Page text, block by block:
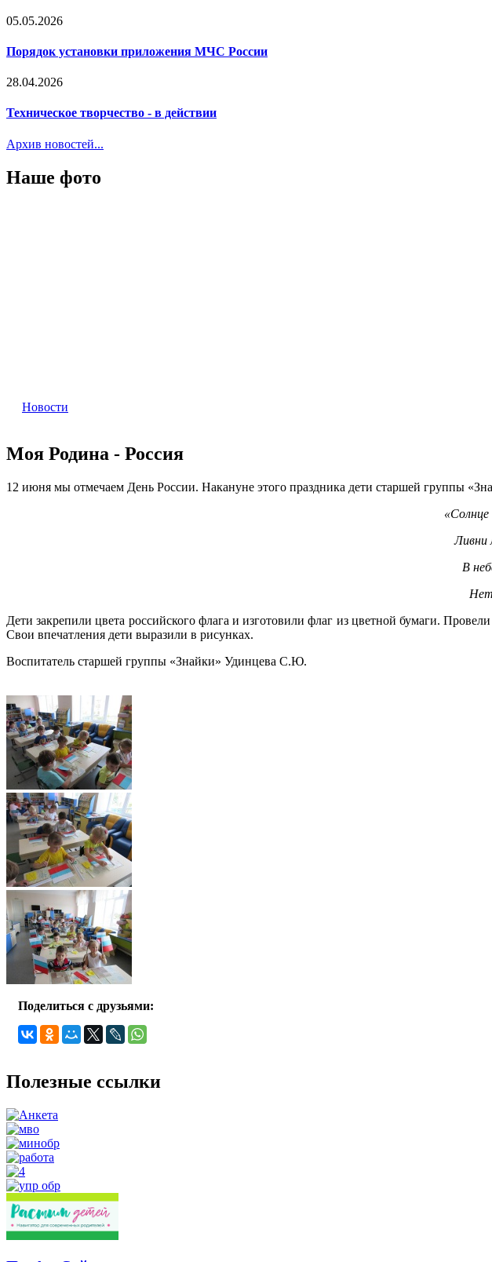
05.05.2026
Порядок установки приложения МЧС России
28.04.2026
Техническое творчество - в действии
Архив новостей...
Наше фото
Новости
Моя Родина - Россия
12 июня мы отмечаем День России. Накануне этого праздника дети старшей группы
Ливни
В
Нет
Дети закрепили цвета российского флага и изготовили флаг из цветной бумаги.
Свои впечатления дети выразили в рисунках.
Воспитатель старшей группы «Знайки» Удинцева С.Ю.
Поделиться с друзьями:
Полезные ссылки